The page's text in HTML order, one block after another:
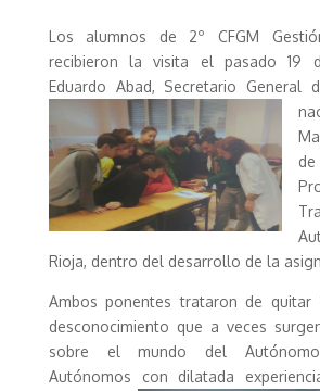
Los alumnos de 2º CFGM
recibieron la visita el pasado 19
Eduardo Abad, Secretario General
Rioja, dentro del desarrollo de la
Ambos ponentes trataron de
desconocimiento que a veces
sobre el mundo del
Autónomos con dilatada